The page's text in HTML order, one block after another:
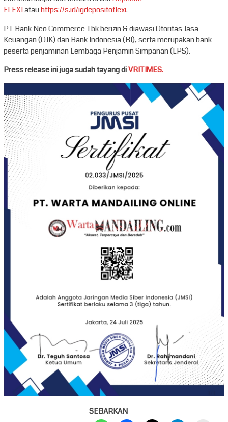
FLEXIatauhttps://s.id/igdepositoflexi.
PT Bank Neo Commerce Tbk berizin & diawasi Otoritas Jasa
Keuangan (OJK) dan Bank Indonesia (BI), serta merupakan bank
peserta penjaminan Lembaga Penjamin Simpanan (LPS).⁣
Press release ini juga sudah tayang diVRITIMES.
SEBARKAN